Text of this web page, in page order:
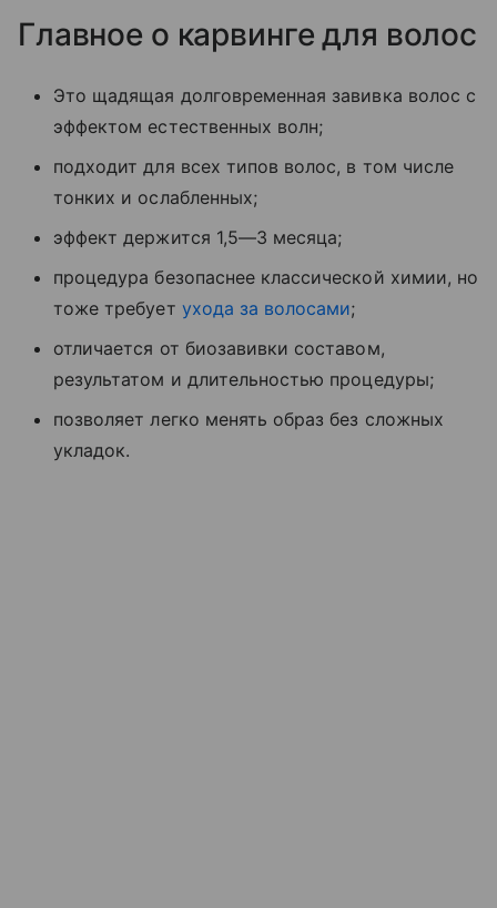
Главное о карвинге для волос
Это щадящая долговременная завивка волос с
эффектом естественных волн;
подходит для всех типов волос, в том числе
тонких и ослабленных;
эффект держится 1,5—3 месяца;
процедура безопаснее классической химии, но
тоже требует ухода за волосами;
отличается от биозавивки составом,
результатом и длительностью процедуры;
позволяет легко менять образ без сложных
укладок.